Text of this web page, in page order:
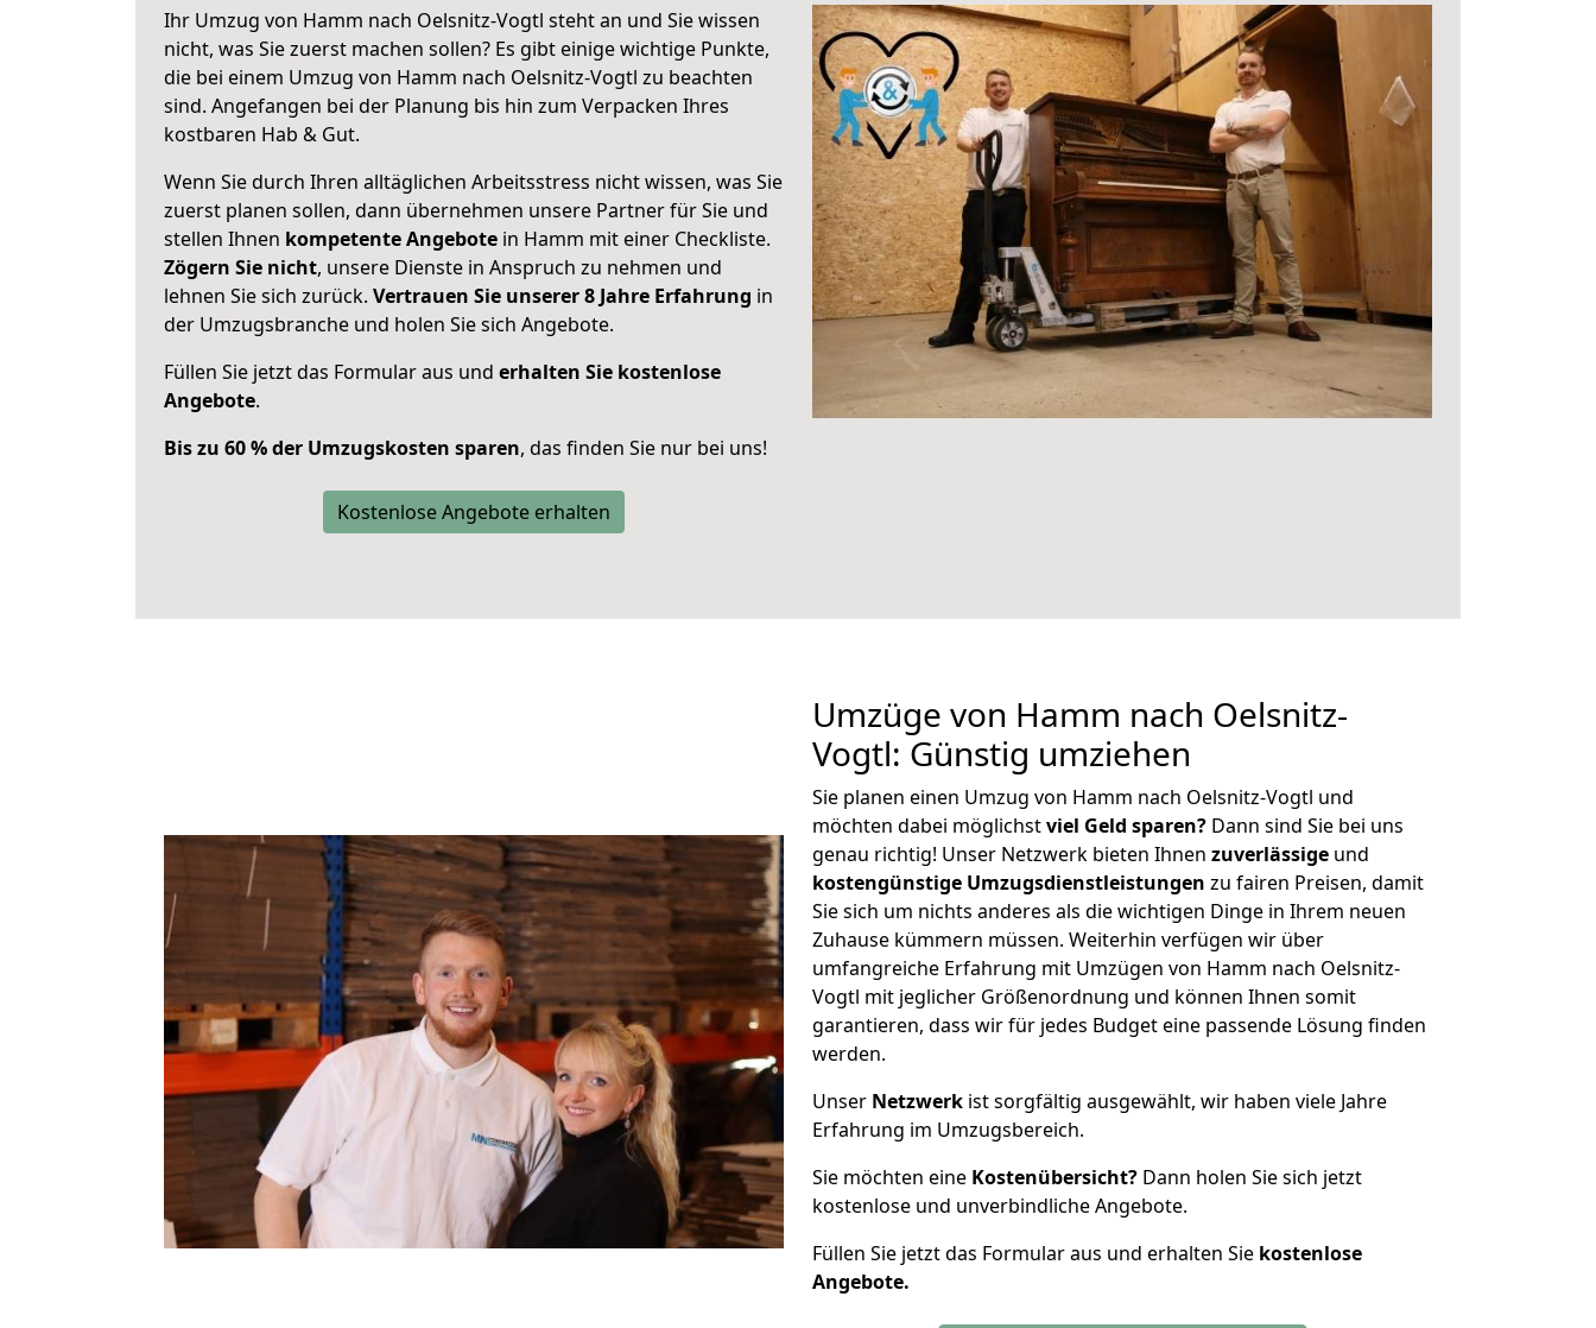
Ihr Umzug von Hamm nach Oelsnitz-Vogtl steht an und Sie wissen
nicht, was Sie zuerst machen sollen? Es gibt einige wichtige Punkte,
die bei einem Umzug von Hamm nach Oelsnitz-Vogtl zu beachten
sind. Angefangen bei der Planung bis hin zum Verpacken Ihres
kostbaren Hab & Gut.
Wenn Sie durch Ihren alltäglichen Arbeitsstress nicht wissen, was Sie
zuerst planen sollen, dann übernehmen unsere Partner für Sie und
stellen Ihnen kompetente Angebote in Hamm mit einer Checkliste.
Zögern Sie nicht, unsere Dienste in Anspruch zu nehmen und
lehnen Sie sich zurück. Vertrauen Sie unserer 8 Jahre Erfahrung in
der Umzugsbranche und holen Sie sich Angebote.
Füllen Sie jetzt das Formular aus und erhalten Sie kostenlose
Angebote.
Bis zu 60 % der Umzugskosten sparen, das finden Sie nur bei uns!
Kostenlose Angebote erhalten
Umzüge von Hamm nach Oelsnitz-
Vogtl: Günstig umziehen
Sie planen einen Umzug von Hamm nach Oelsnitz-Vogtl und
möchten dabei möglichstviel Geld sparen? Dann sind Sie bei uns
genau richtig! Unser Netzwerk bieten Ihnen zuverlässige und
kostengünstige Umzugsdienstleistungen zu fairen Preisen, damit
Sie sich um nichts anderes als die wichtigen Dinge in Ihrem neuen
Zuhause kümmern müssen. Weiterhin verfügen wir über
umfangreiche Erfahrung mit Umzügen von Hamm nach Oelsnitz-
Vogtl mit jeglicher Größenordnung und können Ihnen somit
garantieren, dass wir für jedes Budget eine passende Lösung finden
werden.
Unser Netzwerk ist sorgfältig ausgewählt, wir haben viele Jahre
Erfahrung im Umzugsbereich.
Sie möchten eine Kostenübersicht? Dann holen Sie sich jetzt
kostenlose und unverbindliche Angebote.
Füllen Sie jetzt das Formular aus und erhalten Sie kostenlose
Angebote.